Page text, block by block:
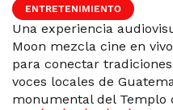
ENTRETENIMIENTO
Una experiencia
Moon mezcla cine en
para conectar
voces locales de
monumental del Templo